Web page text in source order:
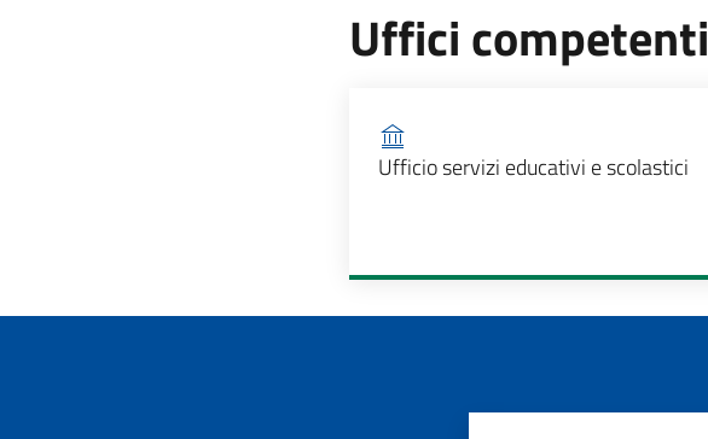
Uffici competenti
Ufficio competente
Ufficio servizi educativi e scolastici